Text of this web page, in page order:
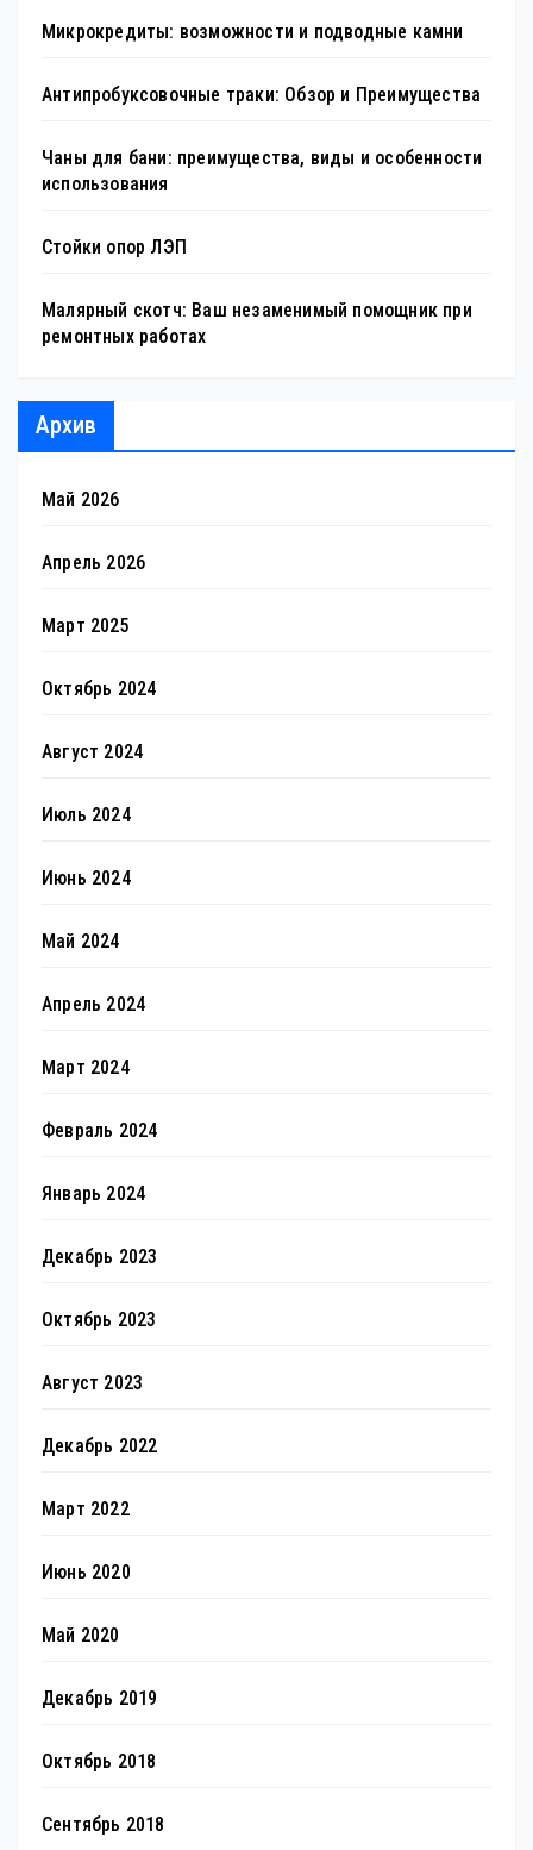
Микрокредиты: возможности и подводные камни
Антипробуксовочные траки: Обзор и Преимущества
Чаны для бани: преимущества, виды и особенности
использования
Стойки опор ЛЭП
Малярный скотч: Ваш незаменимый помощник при
ремонтных работах
Архив
Май 2026
Апрель 2026
Март 2025
Октябрь 2024
Август 2024
Июль 2024
Июнь 2024
Май 2024
Апрель 2024
Март 2024
Февраль 2024
Январь 2024
Декабрь 2023
Октябрь 2023
Август 2023
Декабрь 2022
Март 2022
Июнь 2020
Май 2020
Декабрь 2019
Октябрь 2018
Сентябрь 2018